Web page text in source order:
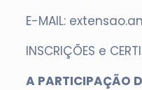
E-MAIL:
INSCRIÇÕES e
A PARTICIPAÇÃO